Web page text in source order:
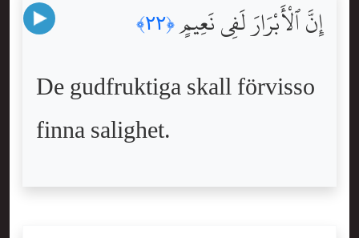
إِنَّ ٱلْأَبْرَارَ لَفِى نَعِيمٍ﴿٢٢﴾
De gudfruktiga skall förvisso
finna salighet.